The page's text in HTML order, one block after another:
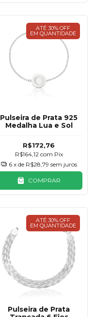
ATÉ 30% OFF
EM QUANTIDADE
Pulseira de Prata 925
Medalha Lua e Sol
R$172,76
R$164,12 com Pix
6 x de R$28,79 sem juros
COMPRAR
ATÉ 30% OFF
EM QUANTIDADE
Pulseira de Prata